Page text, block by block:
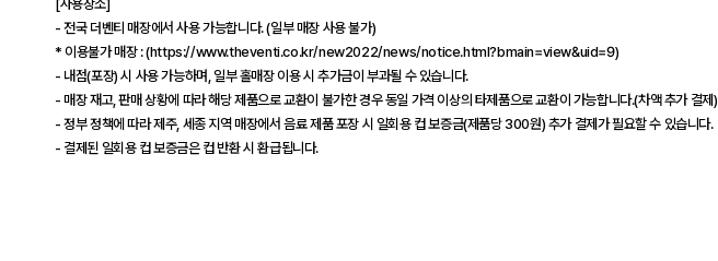
[사용장소]
- 전국 더벤티 매장에서 사용 가능합니다. (일부 매장 사용 불가)
* 이용불가 매장 : (https://www.theventi.co.kr/new2022/news/notice.html?bmain=view&uid=9)
- 내점(포장) 시 사용 가능하며, 일부 홀매장 이용 시 추가금이 부과될 수 있습니다.
- 매장 재고, 판매 상황에 따라 해당 제품으로 교환이 불가한 경우 동일 가격 이상의 타제품으로 교환이 가능합니다.(차액 추가 결제)
- 정부 정책에 따라 제주, 세종 지역 매장에서 음료 제품 포장 시 일회용 컵 보증금(제품당 300원) 추가 결제가 필요할 수 있습니다.
- 결제된 일회용 컵 보증금은 컵 반환 시 환급됩니다.